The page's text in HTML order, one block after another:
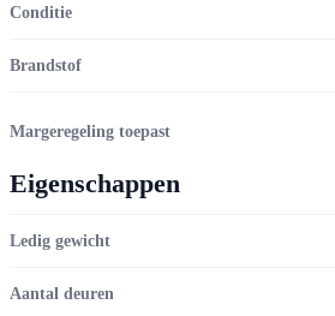
Conditie
Brandstof
Margeregeling toepast
Eigenschappen
Ledig gewicht
Aantal deuren